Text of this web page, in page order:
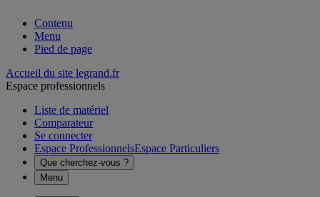
Contenu
Menu
Pied de page
Accueil du site legrand.fr
Espace professionnels
Liste de matériel
Comparateur
Se connecter
Espace ProfessionnelsEspace Particuliers
Que cherchez-vous ?
Menu